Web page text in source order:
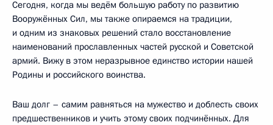
Сегодня, когда мы ведём большую работу по развитию
Вооружённых Сил, мы также опираемся на традиции,
и одним из знаковых решений стало восстановление
наименований прославленных частей русской и Советской
армий. Вижу в этом неразрывное единство истории нашей
Родины и российского воинства.
Ваш долг – самим равняться на мужество и доблесть своих
предшественников и учить этому своих подчинённых. Для